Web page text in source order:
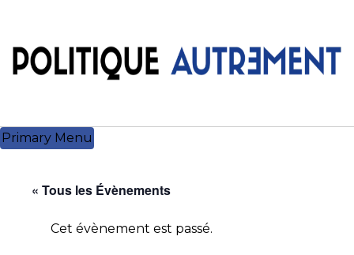
content
Primary Menu
« Tous les Évènements
Cet évènement est passé.